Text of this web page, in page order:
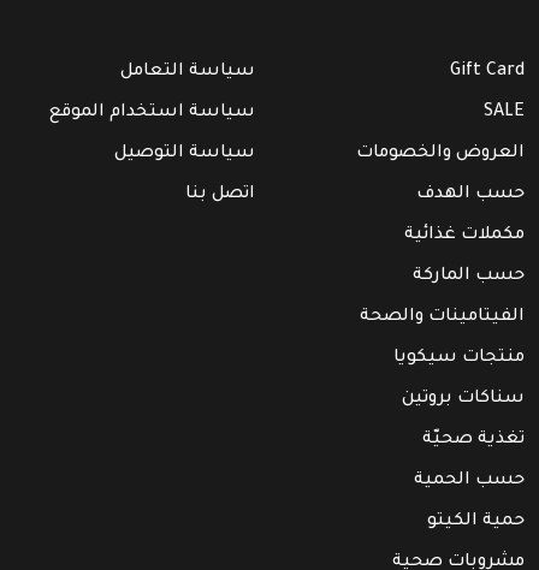
Gift Card
SALE
العروض والخصومات
حسب الهدف
مكملات غذائية
حسب الماركة
الفيتامينات والصحة
منتجات سيكويا
سناكات بروتين
تغذية صحيّة
حسب الحمية
حمية الكيتو
مشروبات صحية
سياسة التعامل
سياسة استخدام الموقع
سياسة التوصيل
اتصل بنا